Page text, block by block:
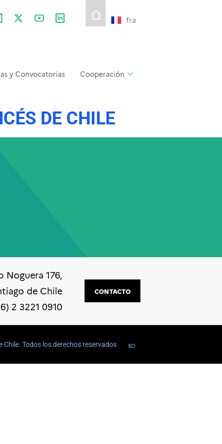
fra
y Convocatorias Cooperación
DE CHILE
Noguera 176,
de Chile
2 3221 0910
CONTACTO
Todos los derechos reservados BD